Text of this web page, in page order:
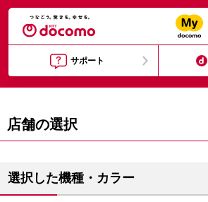
サポート
店舗の選択
選択した機種・カラー